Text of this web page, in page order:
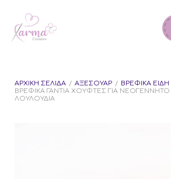
ΑΡΧΙΚΉ ΣΕΛΊΔΑ / ΑΞΕΣΟΥΆΡ / ΒΡΕΦΙΚΆ ΕΊΔΗ
ΒΡΕΦΙΚΆ ΓΆΝΤΙΑ ΧΟΎΦΤΕΣ ΓΙΑ ΝΕΟΓΈΝΝΗΤΟ
ΛΟΥΛΟΎΔΙΑ